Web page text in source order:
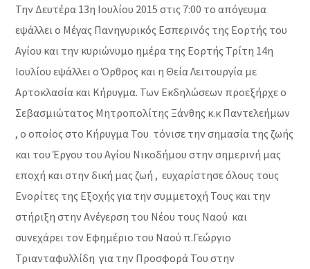
Την Δευτέρα 13η Ιουλίου 2015 στις 7:00 το απόγευμα
εψάλλει ο Μέγας Πανηγυρικός Εσπερινός της Εορτής του
Αγίου και την κυριώνυμο ημέρα της Εορτής Τρίτη 14η
Ιουλίου εψάλλει ο Όρθρος και η Θεία Λειτουργία με
Αρτοκλασία και Κήρυγμα. Των Εκδηλώσεων προεξήρχε ο
Σεβασμιώτατος Μητροπολίτης Ξάνθης κ.κ Παντελεήμων
, ο οποίος στο Κήρυγμα Του τόνισε την σημασία της ζωής
και του Έργου του Αγίου Νικοδήμου στην σημερινή μας
εποχή και στην δική μας ζωή , ευχαρίστησε όλους τους
Ενορίτες της Εξοχής για την συμμετοχή Τους και την
στήριξη στην Ανέγερση του Νέου τους Ναού και
συνεχάρει τον Εφημέριο του Ναού π.Γεώργιο
Τριανταφυλλίδη για την Προσφορά Του στην